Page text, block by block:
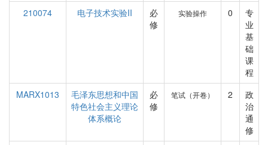
210074
电子技术实验II
必
修
实验操作 0
专
业
基
础
课
程
MARX1013
毛泽东思想和中国
特色社会主义理论
体系概论
必
修
笔试（开卷） 2
政
治
通
修